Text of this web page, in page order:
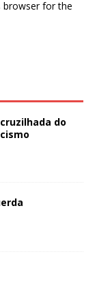
browser for the
do